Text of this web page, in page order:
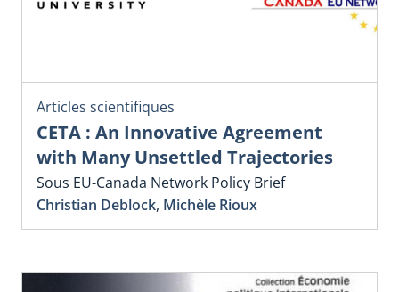
Articles scientifiques
CETA : An Innovative Agreement
with Many Unsettled Trajectories
Sous EU-Canada Network Policy Brief
Christian Deblock, Michèle Rioux